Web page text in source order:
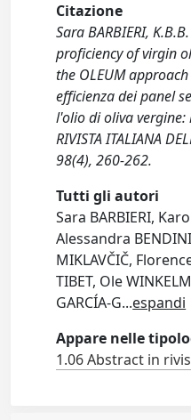
Citazione
Sara BARBIERI,
proficiency of virgin
the OLEUM
efficienza dei panel
l'olio di oliva vergine:
RIVISTA ITALIANA
98(4), 260-262.
Tutti gli autori
Sara BARBIERI,
Alessandra
MIKLAVČIČ,
TIBET, Ole
GARCÍA-G...espandi
Appare nelle
1.06 Abstract in